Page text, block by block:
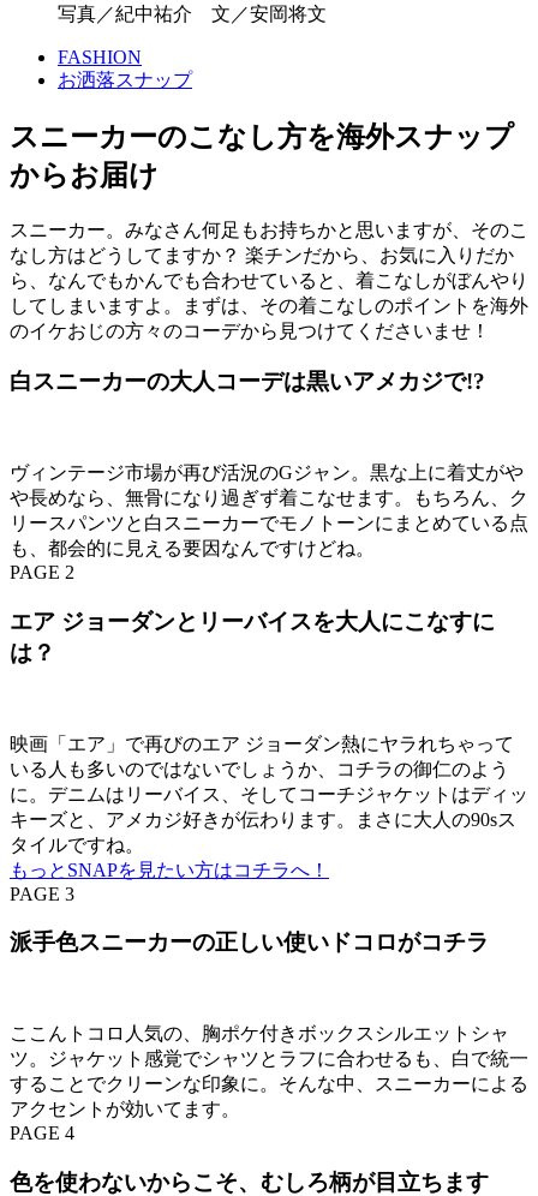
写真／紀中祐介 文／安岡将文
FASHION
お洒落スナップ
スニーカーのこなし方を海外スナップ
からお届け
スニーカー。みなさん何足もお持ちかと思いますが、そのこ
なし方はどうしてますか？ 楽チンだから、お気に入りだか
ら、なんでもかんでも合わせていると、着こなしがぼんやり
してしまいますよ。まずは、その着こなしのポイントを海外
のイケおじの方々のコーデから見つけてくださいませ！
白スニーカーの大人コーデは黒いアメカジで!?
ヴィンテージ市場が再び活況のGジャン。黒な上に着丈がや
や長めなら、無骨になり過ぎず着こなせます。もちろん、ク
リースパンツと白スニーカーでモノトーンにまとめている点
も、都会的に見える要因なんですけどね。
PAGE 2
エア ジョーダンとリーバイスを大人にこなすに
は？
映画「エア」で再びのエア ジョーダン熱にヤラれちゃって
いる人も多いのではないでしょうか、コチラの御仁のよう
に。デニムはリーバイス、そしてコーチジャケットはディッ
キーズと、アメカジ好きが伝わります。まさに大人の90sス
タイルですね。
もっとSNAPを見たい方はコチラへ！
PAGE 3
派手色スニーカーの正しい使いドコロがコチラ
ここんトコロ人気の、胸ポケ付きボックスシルエットシャ
ツ。ジャケット感覚でシャツとラフに合わせるも、白で統一
することでクリーンな印象に。そんな中、スニーカーによる
アクセントが効いてます。
PAGE 4
色を使わないからこそ、むしろ柄が目立ちます